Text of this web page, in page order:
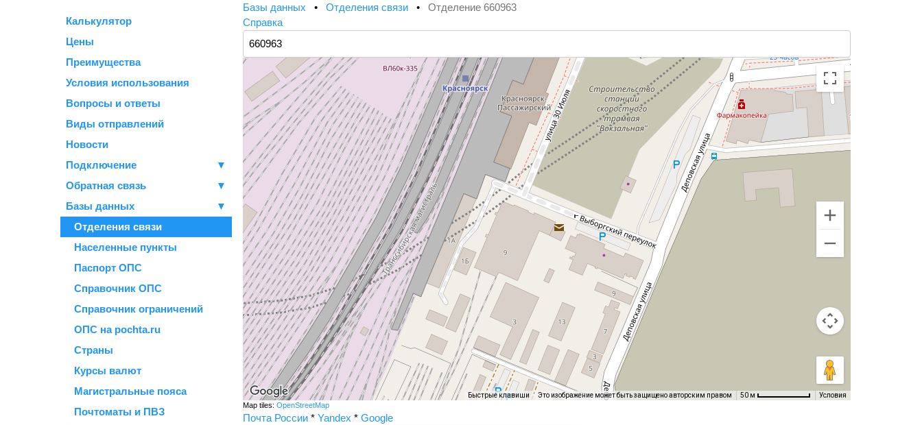
Калькулятор
Цены
Преимущества
Условия использования
Вопросы и ответы
Виды отправлений
Новости
Подключение
▼
Обратная связь
▼
Базы данных
▼
Отделения связи
Населенные пункты
Паспорт ОПС
Справочник ОПС
Справочник ограничений
ОПС на pochta.ru
Страны
Курсы валют
Магистральные пояса
Почтоматы и ПВЗ
Базы данных • Отделения связи • Отделение 660963
Справка
Быстрые клавиши Это изображение может быть защищено авторским правом 50 м Условия
Map tiles: OpenStreetMap
Почта России * Yandex * Google